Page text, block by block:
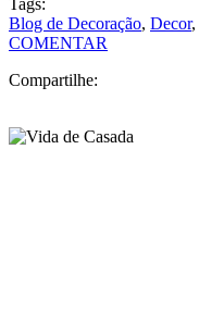
Blog de Decoração, Decor,
COMENTAR
Compartilhe: